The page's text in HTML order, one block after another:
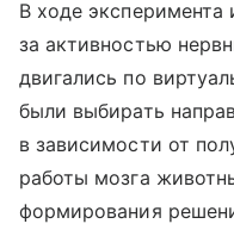
В ходе эксперимента
за активностью
двигались по
были выбирать
в зависимости от
работы мозга
формирования